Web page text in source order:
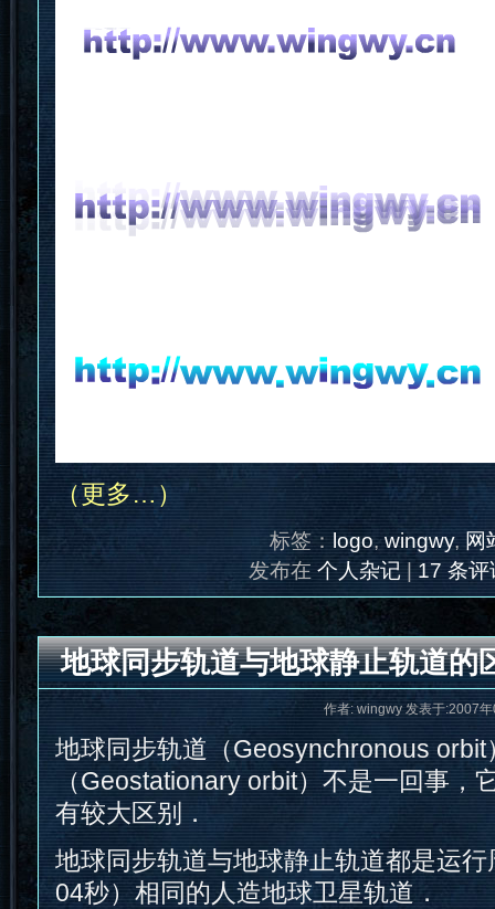
（更多…）
标签： logo,wingwy,网
发布在 个人杂记|17 条评
地球同步轨道与地球静止轨道的
作者: wingwy 发表于:2007
地球同步轨道（Geosynchronous orbit
（Geostationary orbit）不是一回事，
有较大区别．
地球同步轨道与地球静止轨道都是运
04秒）相同的人造地球卫星轨道．